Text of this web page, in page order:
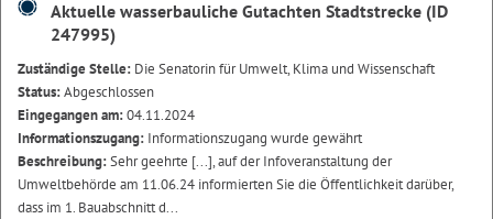
Aktuelle wasserbauliche Gutachten Stadtstrecke (ID
247995)
Zuständige Stelle: Die Senatorin für Umwelt, Klima und Wissenschaft
Status:Abgeschlossen
Eingegangen am:04.11.2024
Informationszugang: Informationszugang wurde gewährt
Beschreibung:Sehr geehrte [...], auf der Infoveranstaltung der
Umweltbehörde am 11.06.24 informierten Sie die Öffentlichkeit darüber,
dass im 1. Bauabschnitt d...